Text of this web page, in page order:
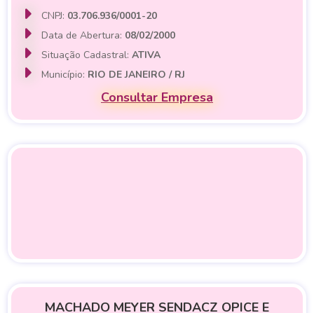
CNPJ: 03.706.936/0001-20
Data de Abertura: 08/02/2000
Situação Cadastral:ATIVA
Município: RIO DE JANEIRO / RJ
Consultar Empresa
MACHADO MEYER SENDACZ OPICE E